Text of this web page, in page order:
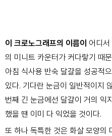
이 크로노그래프의 이름이 어디
의 미니트 카운터가 커다랗기 때
아침 식사용 반숙 달걀을 성공적
있다. 기다란 눈금이 일반적이지
번째 긴 눈금에선 달걀이 거의 익
했을 땐 이미 다 익었을 것이다.
또 하나 독특한 것은 화살 모양의